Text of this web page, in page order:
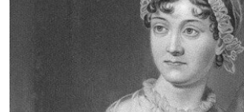
VIDEO
FOTOQALEREYA
İNFOQRAFIKA
KARIKATURA
RADIO ARXIV
OXU ZALI
AZƏRBAYCAN ƏDƏBIYYATI KITABXANASI
İSLAM VƏ DEMOKRATIYA
HAQQIMIZDA
MISSIYAMIZ
PEŞƏ ETIKASI VƏ JURNALISTIKA